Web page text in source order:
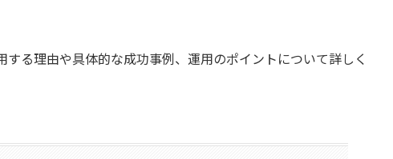
る理由や具体的な成功事例、運用のポイントについて詳しく